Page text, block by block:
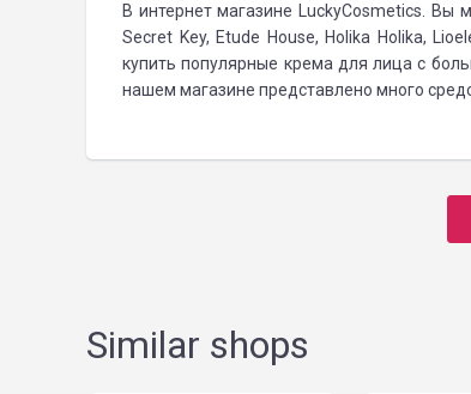
В интернет магазине LuckyCosmetics. Вы
Secret Key, Etude House, Holika Holika,
купить популярные крема для лица с
нашем магазине представлено много
Similar shops